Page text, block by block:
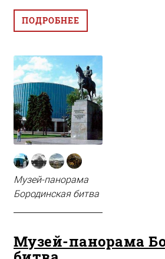
ПОДРОБНЕЕ
Музей-панорама
Бородинская битва
Музей-панорама